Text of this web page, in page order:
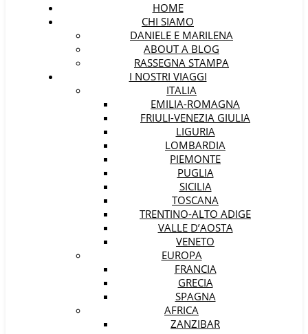
HOME
CHI SIAMO
DANIELE E MARILENA
ABOUT A BLOG
RASSEGNA STAMPA
I NOSTRI VIAGGI
ITALIA
EMILIA-ROMAGNA
FRIULI-VENEZIA GIULIA
LIGURIA
LOMBARDIA
PIEMONTE
PUGLIA
SICILIA
TOSCANA
TRENTINO-ALTO ADIGE
VALLE D’AOSTA
VENETO
EUROPA
FRANCIA
GRECIA
SPAGNA
AFRICA
ZANZIBAR